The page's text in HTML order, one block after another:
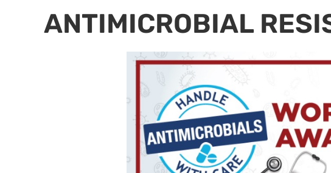
ANTIMICROBIAL